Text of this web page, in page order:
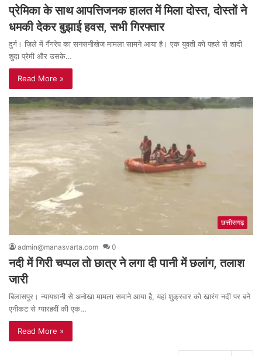
प्रेमिका के साथ आपत्तिजनक हालत में मिला दोस्त, दोस्तों ने
धमकी देकर बुझाई हवस, सभी गिरफ्तार
दुर्ग। ज़िले में गैंगरेप का सनसनीखेज मामला सामने आया है। एक युवती को पहले से शादी
शुदा प्रेमी और उसके…
Read More »
छत्तीसगढ़
admin@manasvarta.com 0
नदी में गिरी चप्पल तो छात्र ने लगा दी पानी में छलांग, तलाश
जारी
बिलासपुर। न्यायधानी से अनोखा मामला समाने आया है, यहां शुक्रवार को खारंग नदी पर बने
एनीकट से ग्यारहवीं की एक…
Read More »